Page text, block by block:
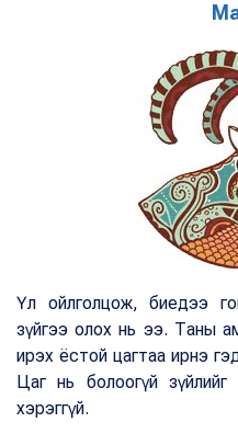
Үл ойлголцож, биедээ
зүйгээ олох нь ээ. Таны
ирэх ёстой цагтаа ирнэ
Цаг нь болоогүй
хэрэггүй.